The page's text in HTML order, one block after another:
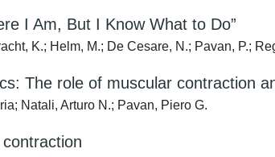
I Am, But I Know What to Do”
K.; Helm, M.; De Cesare, N.; Pavan, P.;
The role of muscular contraction
Natali, Arturo N.; Pavan, Piero G.